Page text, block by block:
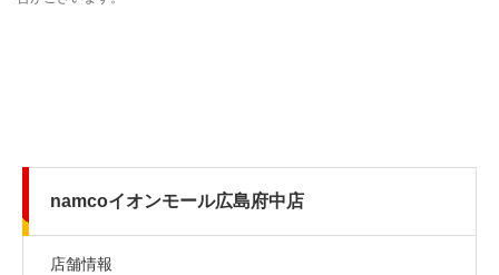
namcoイオンモール広島府中店
店舗情報